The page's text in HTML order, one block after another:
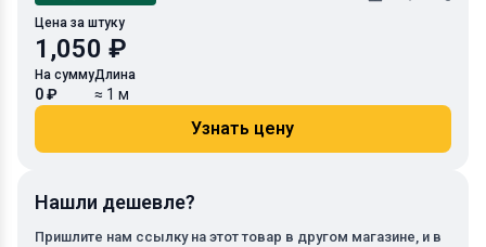
Цена за штуку
1,050 ₽
На сумму
0 ₽
Длина
≈ 1 м
Узнать цену
Нашли дешевле?
Пришлите нам ссылку на этот товар в другом магазине, и в